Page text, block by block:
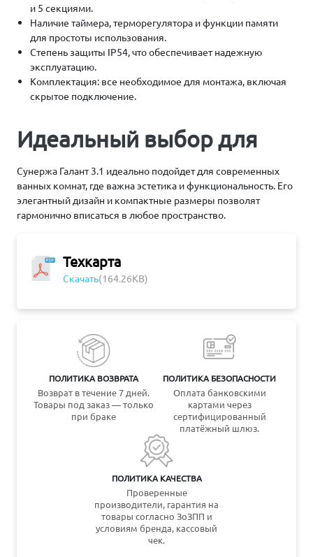
Техкарта
Скачать(164.26KB)
ПОЛИТИКА ВОЗВРАТА
Возврат в течение 7 дней.
Товары под заказ — только
при браке
ПОЛИТИКА БЕЗОПАСНОСТИ
Оплата банковскими
картами через
сертифицированный
платёжный шлюз.
ПОЛИТИКА КАЧЕСТВА
Проверенные
производители, гарантия на
товары согласно ЗоЗПП и
условиям бренда, кассовый
чек.
и 5 секциями.
Наличие таймера, терморегулятора и функции памяти
для простоты использования.
Степень защиты IP54, что обеспечивает надежную
эксплуатацию.
Комплектация: все необходимое для монтажа, включая
скрытое подключение.
Идеальный выбор для
Сунержа Галант 3.1 идеально подойдет для современных
ванных комнат, где важна эстетика и функциональность. Его
элегантный дизайн и компактные размеры позволят
гармонично вписаться в любое пространство.